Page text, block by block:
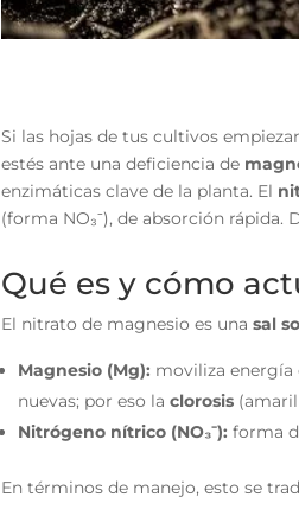
Si las hojas de tus cultivos
estés ante una deficiencia de
enzimáticas clave de la planta. El
(forma NO₃⁻), de absorción
Qué es y cómo
El nitrato de magnesio es unasal
Magnesio (Mg): moviliza energía
nuevas; por eso laclorosis
Nitrógeno nítrico (NO₃⁻): forma
En términos de manejo, esto se